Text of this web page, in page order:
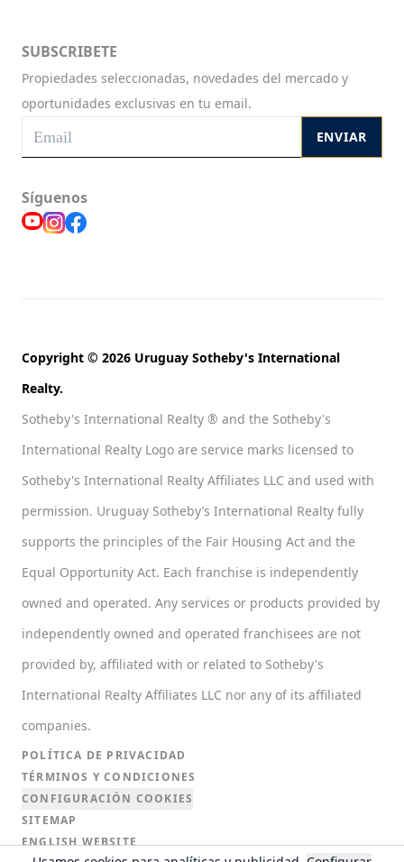
SUBSCRIBETE
Propiedades seleccionadas, novedades del mercado y
oportunidades exclusivas en tu email.
ENVIAR
Síguenos
Copyright © 2026 Uruguay Sotheby's International
Realty.
Sotheby's International Realty ® and the Sotheby's
International Realty Logo are service marks licensed to
Sotheby's International Realty Affiliates LLC and used with
permission. Uruguay Sotheby’s International Realty fully
supports the principles of the Fair Housing Act and the
Equal Opportunity Act. Each franchise is independently
owned and operated. Any services or products provided by
independently owned and operated franchisees are not
provided by, affiliated with or related to Sotheby's
International Realty Affiliates LLC nor any of its affiliated
companies.
POLÍTICA DE PRIVACIDAD
TÉRMINOS Y CONDICIONES
CONFIGURACIÓN COOKIES
SITEMAP
ENGLISH WEBSITE